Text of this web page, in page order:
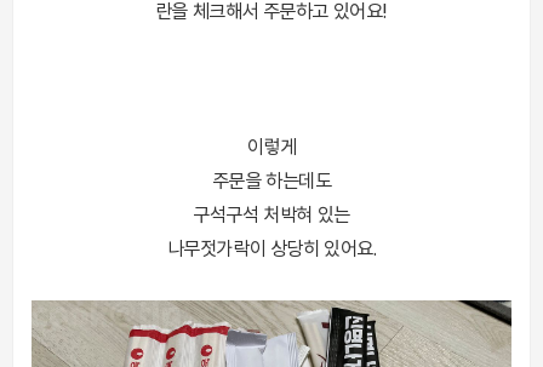
란을 체크해서 주문하고 있어요!
이렇게
주문을 하는데도
구석구석 처박혀 있는
나무젓가락이 상당히 있어요.